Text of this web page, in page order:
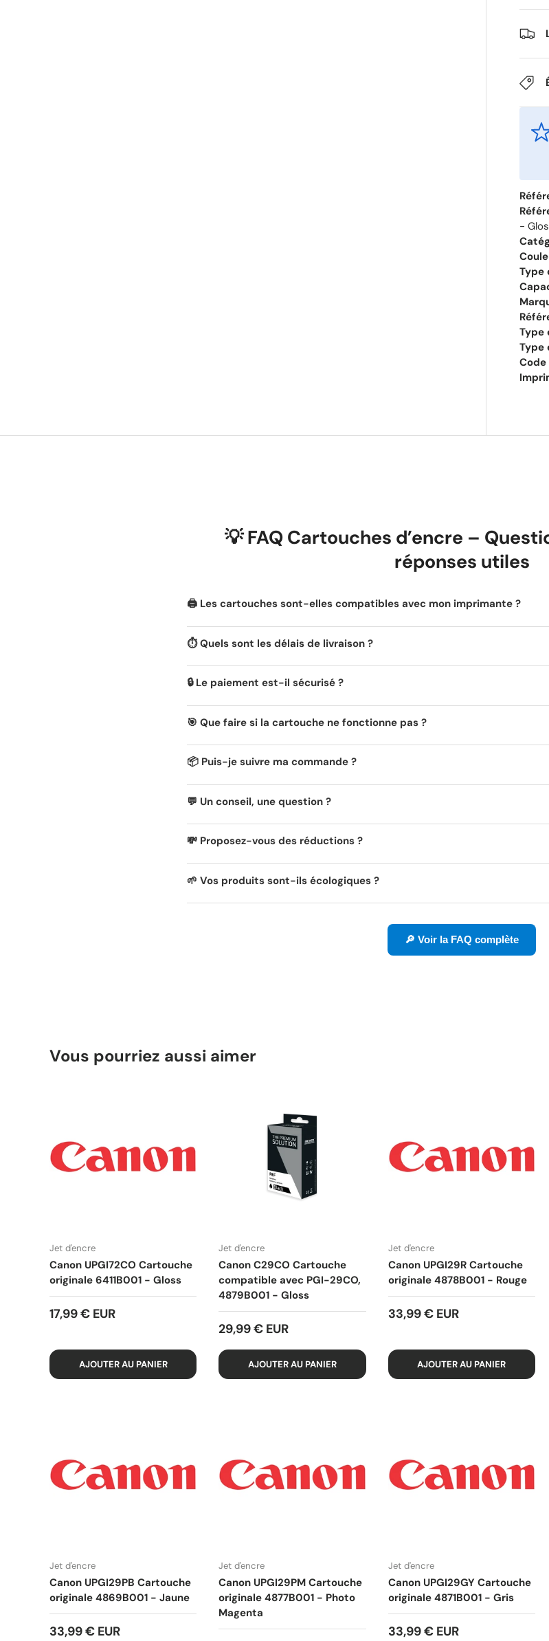
-
Type
Type
Type
Code
💡 FAQ Cartouches d’encre –
réponses utiles
🖨️ Les cartouches sont-elles compatibles avec mon imprimante ?
⏱️ Quels sont les délais de livraison ?
🔒 Le paiement est-il sécurisé ?
🎯 Que faire si la cartouche ne fonctionne pas ?
📦 Puis-je suivre ma commande ?
💬 Un conseil, une question ?
💸 Proposez-vous des réductions ?
🌱 Vos produits sont-ils écologiques ?
🔎 Voir la FAQ complète
Vous pourriez aussi aimer
Jet d'encre
Canon UPGI72CO Cartouche
originale 6411B001 - Gloss
17,99 € EUR
AJOUTER AU PANIER
Jet d'encre
Canon C29CO Cartouche
compatible avec PGI-29CO,
4879B001 - Gloss
29,99 € EUR
AJOUTER AU PANIER
Jet d'encre
Canon UPGI29R Cartouche
originale 4878B001 - Rouge
33,99 € EUR
AJOUTER AU PANIER
Jet d'encre
Canon UPGI29PB Cartouche
originale 4869B001 - Jaune
33,99 € EUR
Jet d'encre
Canon UPGI29PM Cartouche
originale 4877B001 - Photo
Magenta
Jet d'encre
Canon UPGI29GY Cartouche
originale 4871B001 - Gris
33,99 € EUR